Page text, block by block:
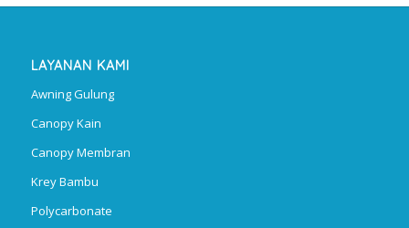
LAYANAN KAMI
Awning Gulung
Canopy Kain
Canopy Membran
Krey Bambu
Polycarbonate